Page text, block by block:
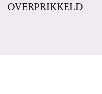
OVERPRIKKELD